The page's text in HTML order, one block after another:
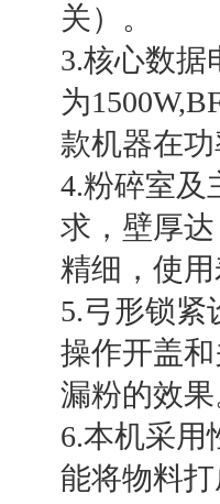
关）。
3.核心数据
为
款机器在
4.粉碎室及
求，壁厚
精细，使
5.弓形锁紧
操作开盖
漏粉的效
6.本机采用
能将物料